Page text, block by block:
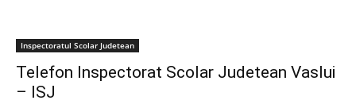
Inspectoratul Scolar Judetean
Telefon Inspectorat Scolar Judetean Vaslui
– ISJ